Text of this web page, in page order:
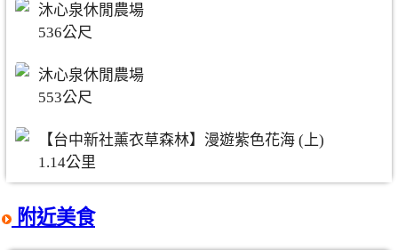
沐心泉休閒農場
536公尺
沐心泉休閒農場
553公尺
【台中新社薰衣草森林】漫遊紫色花海 (上)
1.14公里
附近美食